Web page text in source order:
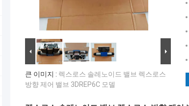
큰 이미지 : 렉스로스 솔레노이드 밸브 렉스로스
방향 제어 밸브 3DREP6C 모델